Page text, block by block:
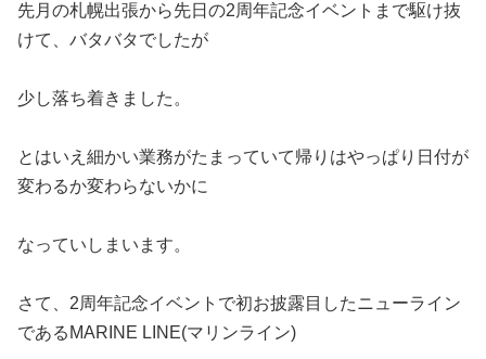
先月の札幌出張から先日の2周年記念イベントまで駆け抜
けて、バタバタでしたが
少し落ち着きました。
とはいえ細かい業務がたまっていて帰りはやっぱり日付が
変わるか変わらないかに
なっていしまいます。
さて、2周年記念イベントで初お披露目したニューライン
であるMARINE LINE(マリンライン)